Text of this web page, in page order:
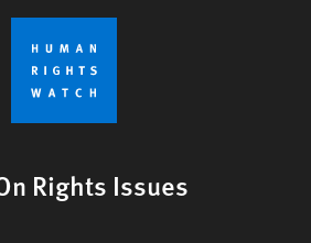
Rights Issues